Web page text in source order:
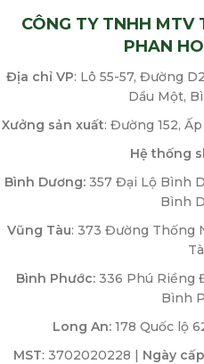
CÔNG TY TNHH MTV
PHAN
Địa chỉ VP: Lô 55-57, Đường
Dầu Một,
Xưởng sản xuất: Đường 152,
Hệ thống
Bình Dương: 357 Đại Lộ Bình
Bình
Vũng Tàu: 373 Đường Thống
Bình Phước: 336 Phú Riềng
Bình
Long An: 178 Quốc lộ
MST: 3702020228 | Ngày cấp